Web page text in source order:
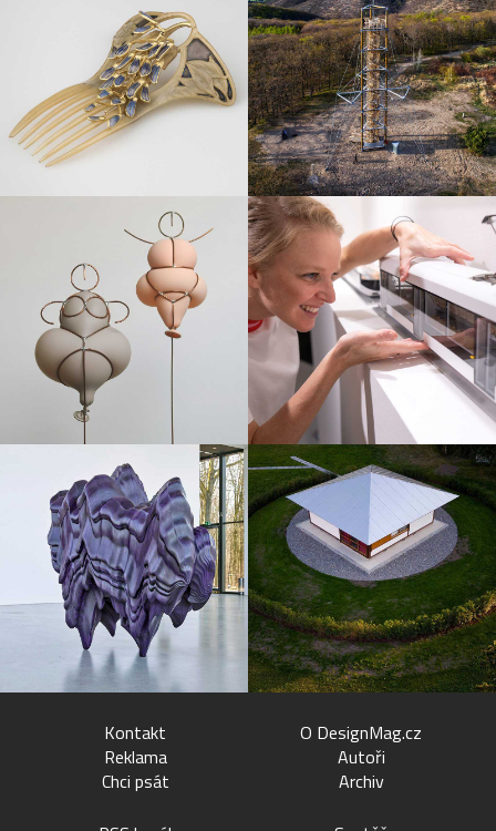
Kontakt
Reklama
Chci psát
O DesignMag.cz
Autoři
Archiv